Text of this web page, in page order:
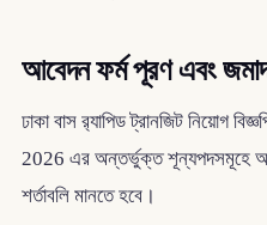
আবেদন ফর্ম পূরণ এবং
ঢাকা বাস র‌্যাপিড ট্রানজিট নিয়োগ
2026 এর অন্তর্ভুক্ত শূন্যপদসমূহে
শর্তাবলি মানতে হবে।